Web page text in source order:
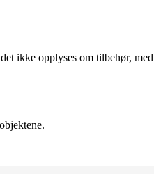
ikke opplyses om tilbehør,